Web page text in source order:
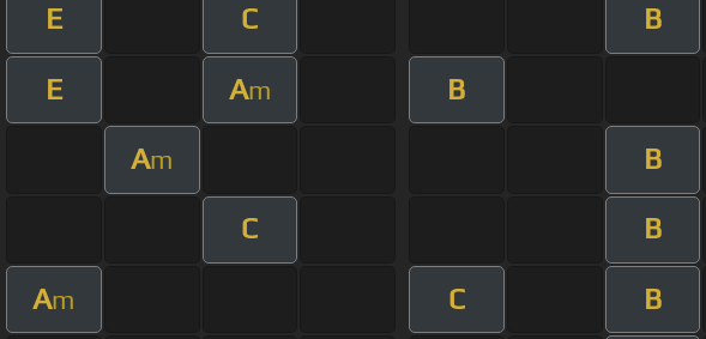
E C B
E Am B
Am B
C B
Am C B